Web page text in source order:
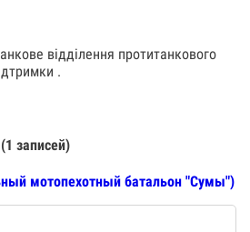
відділення протитанкового
.
записей)
мотопехотный батальон "Сумы")